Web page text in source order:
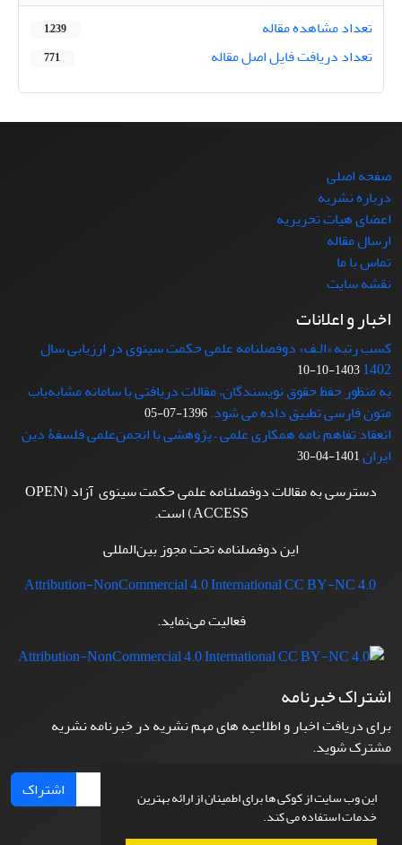
این وب سایت از کوکی ها برای اطمینان از ارائه بهترین
خدمات استفاده می کند.
تعداد مشاهده مقاله
1,239
تعداد دریافت فایل اصل مقاله 771
صفحه اصلی
درباره نشریه
اعضای هیات تحریریه
ارسال مقاله
تماس با ما
نقشه سایت
اخبار و اعلانات
کسب رتبه «الـف» دوفصلنامه علمی حکمت سینوی در ارزیابی سال
1402
1403-10-10
به منظور حفظ حقوق نویسندگان، مقالات دریافتی با سامانه مشابه‌یاب
متون فارسی تطبیق داده می شود.1396-07-05
انعقاد تفاهم نامه همکاری علمی – پژوهشی با انجمن‌علمی فلسفۀ دین
ایران1401-04-30
دسترسی به مقالات دوفصلنامه علمی حکمت سینوی آزاد (OPEN
ACCESS) است.
این دوفصلنامه تحت مجوز بین‌المللی
Attribution-NonCommercial 4.0 International CC BY-NC 4.0
فعالیت می‌نماید.
اشتراک خبرنامه
برای دریافت اخبار و اطلاعیه های مهم نشریه در خبرنامه نشریه
مشترک شوید.
اشتراک